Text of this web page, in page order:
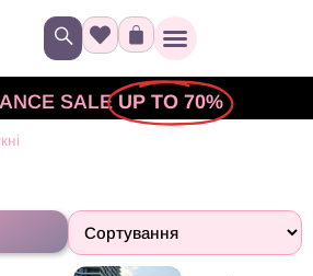
SALE UP TO 70%